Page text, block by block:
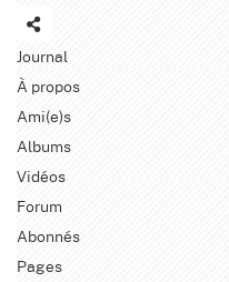
Journal
À propos
Ami(e)s
Albums
Vidéos
Forum
Abonnés
Pages